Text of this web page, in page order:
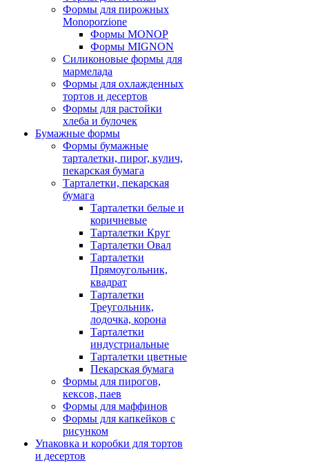
Формы для пирожных
Monoporzione
Формы MONOP
Формы MIGNON
Силиконовые формы для
мармелада
Формы для oхлажденных
тортов и десертов
Формы для растойки
хлеба и булочек
Бумажные формы
Формы бумажные
тарталетки, пирог, кулич,
пекарская бумага
Тарталетки, пекарская
бумага
Тарталетки белые и
коричневые
Тарталетки Круг
Тарталетки Овал
Тарталетки
Прямоугольник,
квадрат
Тарталетки
Треугольник,
лодочка, корона
Тарталетки
индустриальные
Тарталетки цветные
Пекарская бумага
Формы для пирогов,
кексов, паев
Формы для маффинов
Формы для капкейков с
рисунком
Упаковка и коробки для тортов
и десертов